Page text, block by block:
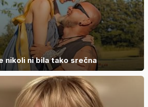
nikoli ni bila tako srečna